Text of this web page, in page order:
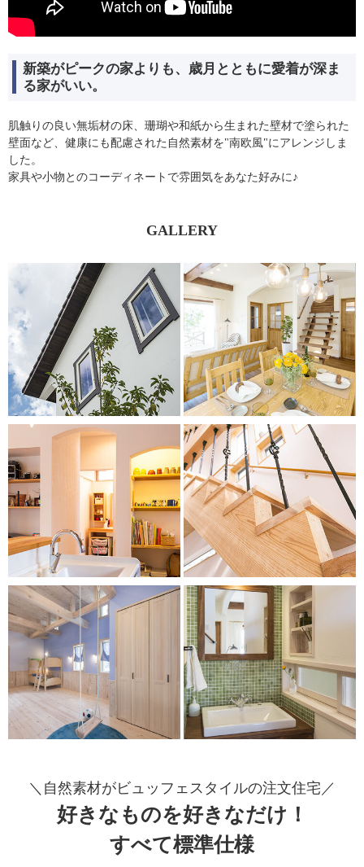
新築がピークの家よりも、歳月とともに愛着が深ま
る家がいい。
肌触りの良い無垢材の床、珊瑚や和紙から生まれた壁材で塗られた
壁面など、健康にも配慮された自然素材を"南欧風"にアレンジしま
した。
家具や小物とのコーディネートで雰囲気をあなた好みに♪
GALLERY
＼自然素材がビュッフェスタイルの注文住宅／
好きなものを好きなだけ！
すべて標準仕様